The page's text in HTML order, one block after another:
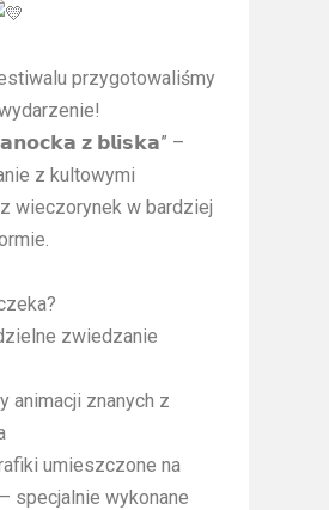
przygotowaliśmy
𝘇 𝗯𝗹𝗶𝘀𝗸𝗮” –
z kultowymi
wieczorynek w bardziej
zwiedzanie
animacji znanych z
umieszczone na
specjalnie wykonane